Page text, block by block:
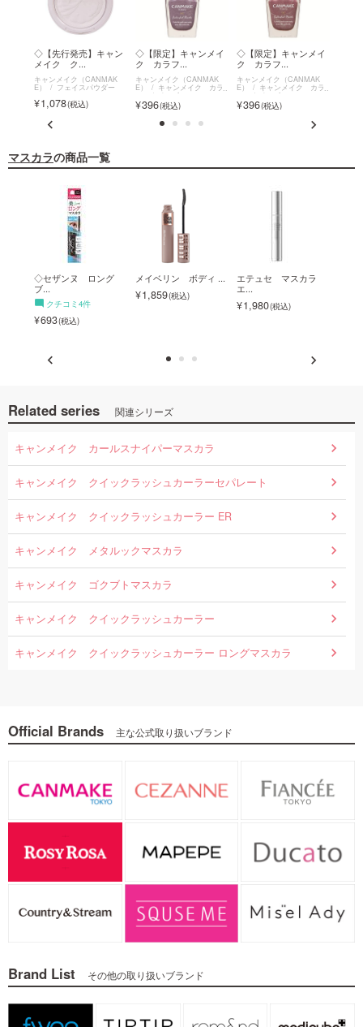
◇【先行発売】キャン
メイク ク...
キャンメイク（CANMAK
E） フェイスパウダー
1,078
◇【限定】キャンメイ
ク カラフ...
キャンメイク（CANMAK
E） キャンメイク カラ
フルネイルズ
396
◇【限定】キャンメイ
ク カラフ...
キャンメイク（CANMAK
E） キャンメイク カラ
フルネイルズ
396
マスカラの商品一覧
◇セザンヌ ロング
ブ...
クチコミ4件
693
メイベリン ボディ ...
1,859
エテュセ マスカラ
エ...
1,980
Related series 関連シリーズ
キャンメイク カールスナイパーマスカラ
キャンメイク クイックラッシュカーラーセパレート
キャンメイク クイックラッシュカーラー ER
キャンメイク メタルックマスカラ
キャンメイク ゴクブトマスカラ
キャンメイク クイックラッシュカーラー
キャンメイク クイックラッシュカーラー ロングマスカラ
Official Brands 主な公式取り扱いブランド
Brand List その他の取り扱いブランド